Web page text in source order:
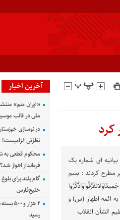
کرد
ای شماره یک
مطرح کردند : بسم
به ائمه اطهار (س) و
الشأن انقلاب
آخرین اخبار
«ایران منم»
ملی در قالب
در نوسازی
نظارتی الزامیست!
محکوم قطعی به
فرماندار اهواز شد؟
گام بلند برای
خلیج‌فارس
۲ هزار
رسید